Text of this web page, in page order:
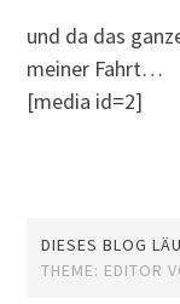
und da das
meiner Fahrt…
[media id=2]
DIESES BLOG
THEME: EDITOR